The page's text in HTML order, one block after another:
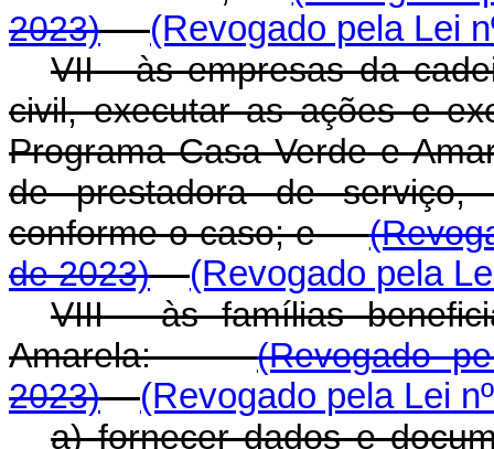
2023)
(Revogado pela Lei
VII - às empresas da
civil, executar as ações e
Programa Casa Verde e
de prestadora de serviço,
conforme o caso; e
de 2023)
(Revogado pela
VIII - às famílias
Amarela:(Revogado
2023)
(Revogado pela Lei
a) fornecer dados e